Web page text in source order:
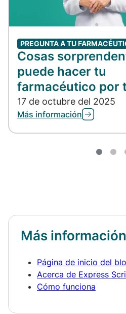
PREGUNTA A TU
Cosas
puede hacer tu
farmacéutico por
17 de octubre del 2025
Más información
Más información
Página de inicio del
Acerca de Express
Cómo funciona